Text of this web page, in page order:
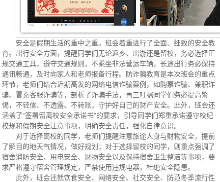
安全是假期生活的重中之重。班会着重进行了全面、细致的安全教
育。出行安全方面，提醒同学们无论返乡、出游还是留校，务必选择正
规交通工具，遵守交通规则，不乘坐非法营运车辆，长途出行务必保持
通讯畅通，及时向家人和老师报备行程。防诈骗教育是本次班会的重点
环节，老师们结合近期高发的网络电信诈骗案例，如购票诈骗、兼职诈
骗、冒充客服诈骗等，剖析了诈骗手法，再三叮嘱同学们务必提高警
惕，不轻信、不透露、不转账，守护好自己的财产安全。此外，班会还
涵盖了“签署留离校安全承诺书”的要求，引导同学们郑重承诺遵守校纪
校规和假期安全注意事项，明确安全责任，强化自律意识。
对于选择离校的同学，老师们提醒注意旅途人身与财物安全，提前
了解目的地天气情况，做好规划；对于选择留校的同学，则重点强调了
宿舍消防安全、用电安全、财物安全以及保持宿舍卫生整洁等事项，要
求严格遵守宿舍管理规定，严禁使用违规电器，杜绝安全隐患。
此外，班会还就饮食安全、网络安全、社交安全、防范冬季流行性